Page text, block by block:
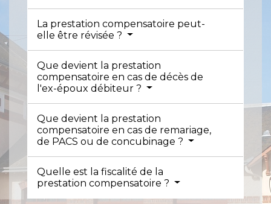
La prestation compensatoire peut-
elle être révisée ?
Que devient la prestation
compensatoire en cas de décès de
l'ex-époux débiteur ?
Que devient la prestation
compensatoire en cas de remariage,
de PACS ou de concubinage ?
Quelle est la fiscalité de la
prestation compensatoire ?